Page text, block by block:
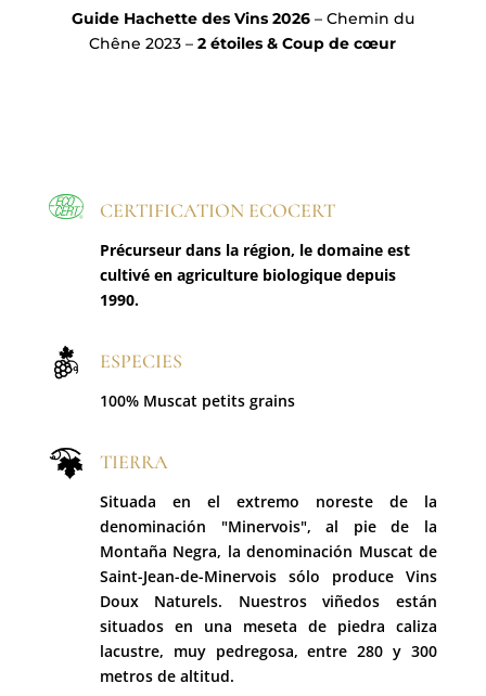
Guide Hachette des Vins 2026 – Chemin du
Chêne 2023 – 2 étoiles & Coup de cœur
CERTIFICATION ECOCERT
Précurseur dans la région, le domaine est
cultivé en agriculture biologique depuis
1990.
ESPECIES
100% Muscat petits grains
TIERRA
Situada en el extremo noreste de la
denominación "Minervois", al pie de la
Montaña Negra, la denominación Muscat de
Saint-Jean-de-Minervois sólo produce Vins
Doux Naturels. Nuestros viñedos están
situados en una meseta de piedra caliza
lacustre, muy pedregosa, entre 280 y 300
metros de altitud.